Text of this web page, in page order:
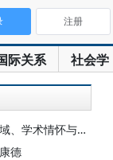
际关系 社会学
注册
与理论旨趣——莱布
德